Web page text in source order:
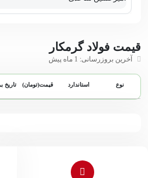
قیمت فولاد گرمکار
آخرین بروزرسانی: 1 ماه پیش
نوع استاندارد قیمت(تومان) تاریخ